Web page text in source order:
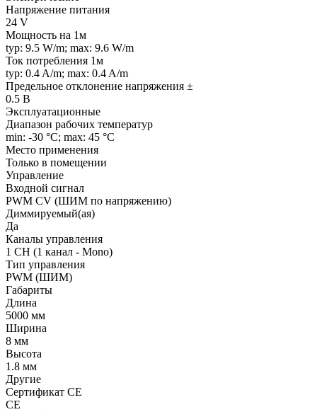
Напряжение питания
24 V
Мощность на 1м
typ: 9.5 W/m; max: 9.6 W/m
Ток потребления 1м
typ: 0.4 A/m; max: 0.4 A/m
Предельное отклонение напряжения ±
0.5 В
Эксплуатационные
Диапазон рабочих температур
min: -30 °C; max: 45 °C
Место применения
Только в помещении
Управление
Входной сигнал
PWM СV (ШИМ по напряжению)
Диммируемый(ая)
Да
Каналы управления
1 CH (1 канал - Mono)
Тип управления
PWM (ШИМ)
Габариты
Длина
5000 мм
Ширина
8 мм
Высота
1.8 мм
Другие
Сертификат CE
CE